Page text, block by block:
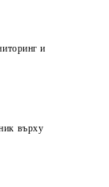
и
върху